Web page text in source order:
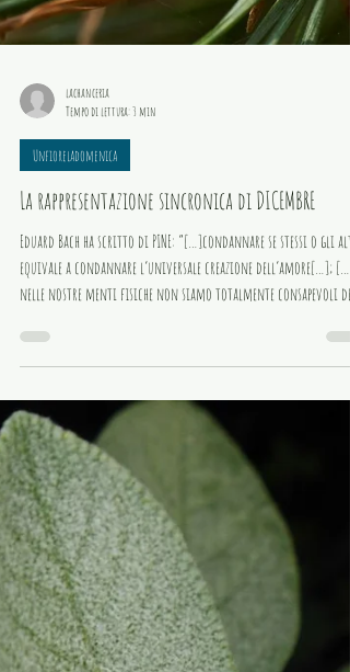
lachanceria
Tempo di lettura: 3 min
Unfioreladomenica
La rappresentazione sincronica di DICEMBRE
Eduard Bach ha scritto di PINE: “[…]condannare se stessi o gli
nelle nostre menti fisiche non siamo totalmente consapevoli dei
motivi delle nostre sofferenze, che possono sembrarci crudeli e
senza senso, le nostre anime conoscono il proposito finale e ci
stanno guidando verso ciò che più ci conviene.”